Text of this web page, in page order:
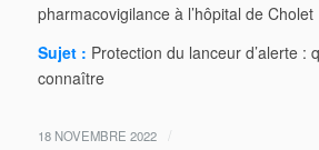
pharmacovigilance à l’hôpital de Cholet
Sujet : Protection du lanceur d’alerte :
connaître
18 NOVEMBRE 2022 /